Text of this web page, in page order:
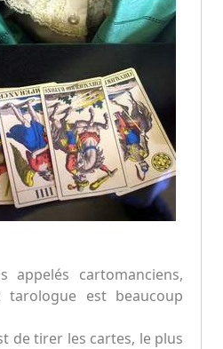
appelés cartomanciens,
est beaucoup
de tirer les cartes, le plus